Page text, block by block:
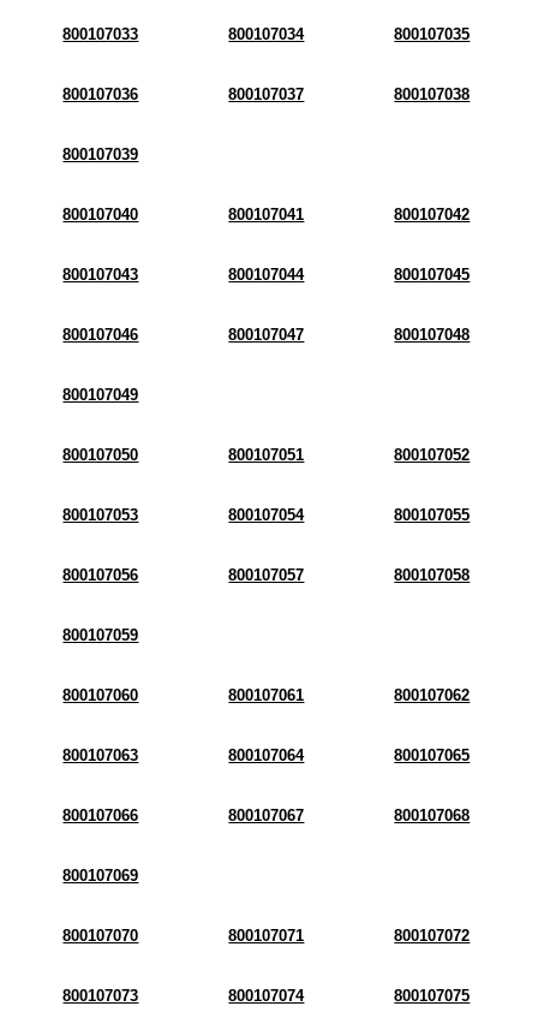
800107033 800107034 800107035
800107036 800107037 800107038
800107039
800107040 800107041 800107042
800107043 800107044 800107045
800107046 800107047 800107048
800107049
800107050 800107051 800107052
800107053 800107054 800107055
800107056 800107057 800107058
800107059
800107060 800107061 800107062
800107063 800107064 800107065
800107066 800107067 800107068
800107069
800107070 800107071 800107072
800107073 800107074 800107075